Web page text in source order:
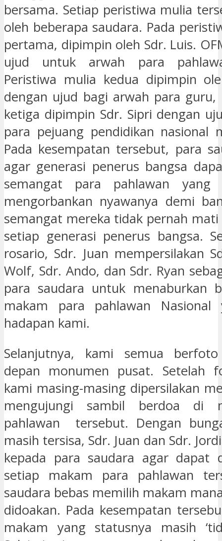
bersama. Setiap peristiwa mulia
oleh beberapa saudara. Pada
pertama, dipimpin oleh Sdr. Luis.
ujud untuk arwah para
Peristiwa mulia kedua dipimpin
dengan ujud bagi arwah para guru,
ketiga dipimpin Sdr. Sipri dengan
para pejuang pendidikan nasional
Pada kesempatan tersebut, para
agar generasi penerus bangsa
semangat para pahlawan
mengorbankan nyawanya demi
semangat mereka tidak pernah
setiap generasi penerus bangsa.
rosario, Sdr. Juan mempersilakan
Wolf, Sdr. Ando, dan Sdr. Ryan
para saudara untuk menaburkan
makam para pahlawan
hadapan kami.
Selanjutnya, kami semua
depan monumen pusat. Setelah
kami masing-masing dipersilakan
mengujungi sambil berdoa di
pahlawan tersebut. Dengan
masih tersisa, Sdr. Juan dan Sdr.
kepada para saudara agar dapat
setiap makam para pahlawan
saudara bebas memilih makam
didoakan. Pada kesempatan
makam yang statusnya masih